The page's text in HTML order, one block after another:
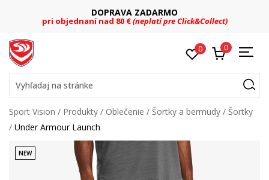
DOPRAVA ZADARMO
pri objednaní nad 80 €(neplatí pre Click&Collect)
0 0
Vyhľadaj na stránke
Sport Vision Produkty Oblečenie Šortky a bermudy
Šortky
Under Armour Launch
NEW